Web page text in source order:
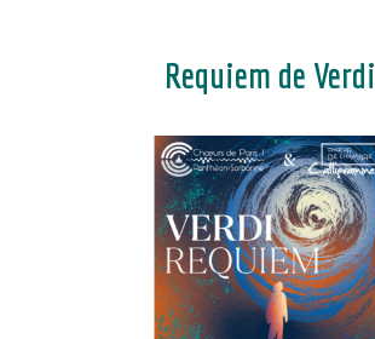
Requiem de Verdi